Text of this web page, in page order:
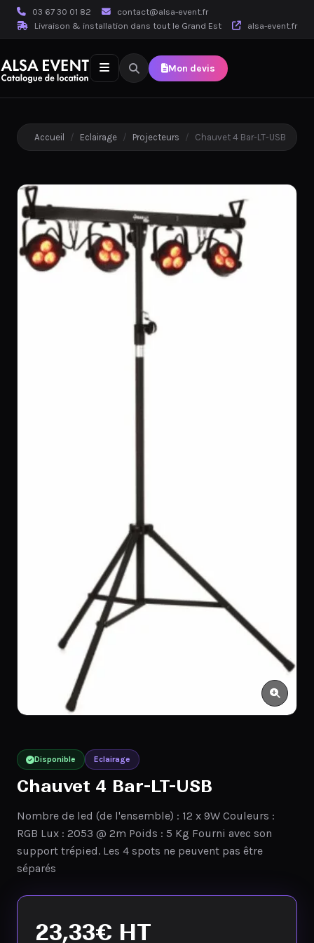
03 67 30 01 82
contact@alsa-event.fr
Livraison & installation dans tout le Grand Est
alsa-event.fr
Mon devis
Accueil / Eclairage / Projecteurs / Chauvet 4 Bar-LT-USB
Disponible Eclairage
Chauvet 4 Bar-LT-USB
Nombre de led (de l'ensemble) : 12 x 9W Couleurs :
RGB Lux : 2053 @ 2m Poids : 5 Kg Fourni avec son
support trépied. Les 4 spots ne peuvent pas être
séparés
23,33€ HT